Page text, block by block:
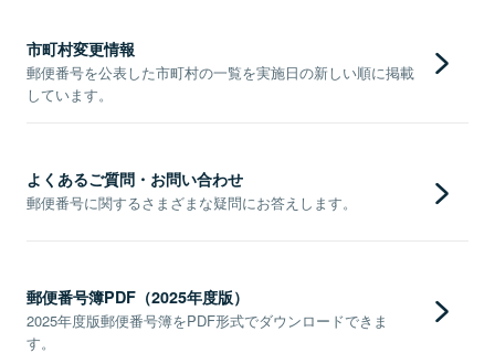
市町村変更情報
郵便番号を公表した市町村の一覧を実施日の新しい順に掲載
しています。
よくあるご質問・お問い合わせ
郵便番号に関するさまざまな疑問にお答えします。
郵便番号簿PDF（2025年度版）
2025年度版郵便番号簿をPDF形式でダウンロードできま
す。